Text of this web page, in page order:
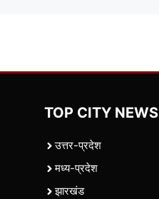
TOP CITY NEWS
उत्तर-प्रदेश
मध्य-प्रदेश
झारखंड